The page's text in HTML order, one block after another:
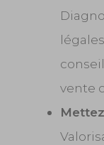
vente